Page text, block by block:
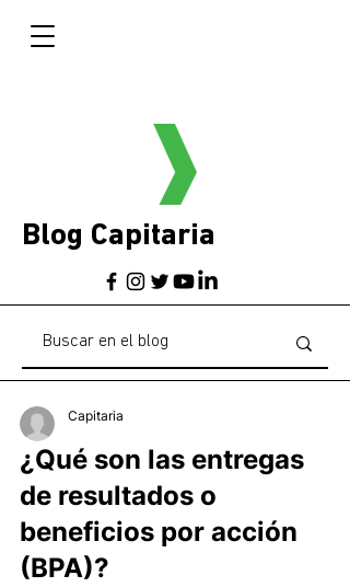
Blog Capitaria
¿Qué son las entregas
de resultados o
beneficios por acción
(BPA)?
Capitaria